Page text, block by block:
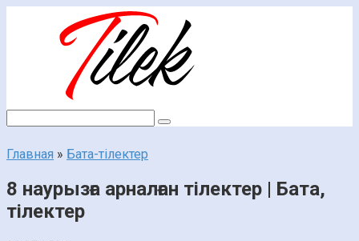
Главная » Бата-тілектер
8 наурызға арналған тілектер | Бата,
тілектер